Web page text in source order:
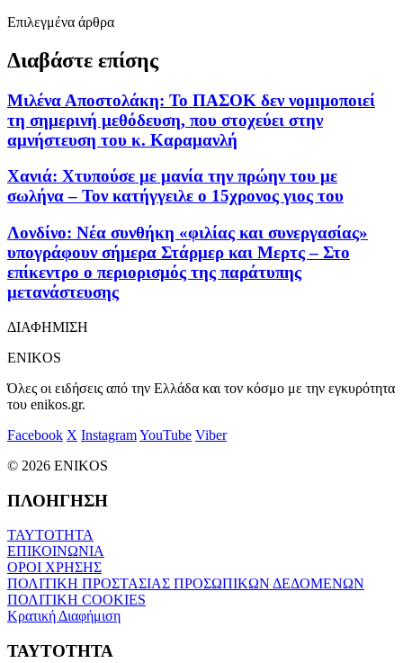
Επιλεγμένα άρθρα
Διαβάστε επίσης
Μιλένα Αποστολάκη: Το ΠΑΣΟΚ δεν νομιμοποιεί
τη σημερινή μεθόδευση, που στοχεύει στην
αμνήστευση του κ. Καραμανλή
Χανιά: Χτυπούσε με μανία την πρώην του με
σωλήνα – Τον κατήγγειλε ο 15χρονος γιος του
Λονδίνο: Νέα συνθήκη «φιλίας και συνεργασίας»
υπογράφουν σήμερα Στάρμερ και Μερτς – Στο
επίκεντρο ο περιορισμός της παράτυπης
μετανάστευσης
ΔΙΑΦΗΜΙΣΗ
ENIKOS
Όλες οι ειδήσεις από την Ελλάδα και τον κόσμο με την εγκυρότητα
του enikos.gr.
Facebook X InstagramYouTube Viber
© 2026 ENIKOS
ΠΛΟΗΓΗΣΗ
ΤΑΥΤΟΤΗΤΑ
ΕΠΙΚΟΙΝΩΝΙΑ
ΟΡΟΙ ΧΡΗΣΗΣ
ΠΟΛΙΤΙΚΗ ΠΡΟΣΤΑΣΙΑΣ ΠΡΟΣΩΠΙΚΩΝ ΔΕΔΟΜΕΝΩΝ
ΠΟΛΙΤΙΚΗ COOKIES
Κρατική Διαφήμιση
ΤΑΥΤΟΤΗΤΑ